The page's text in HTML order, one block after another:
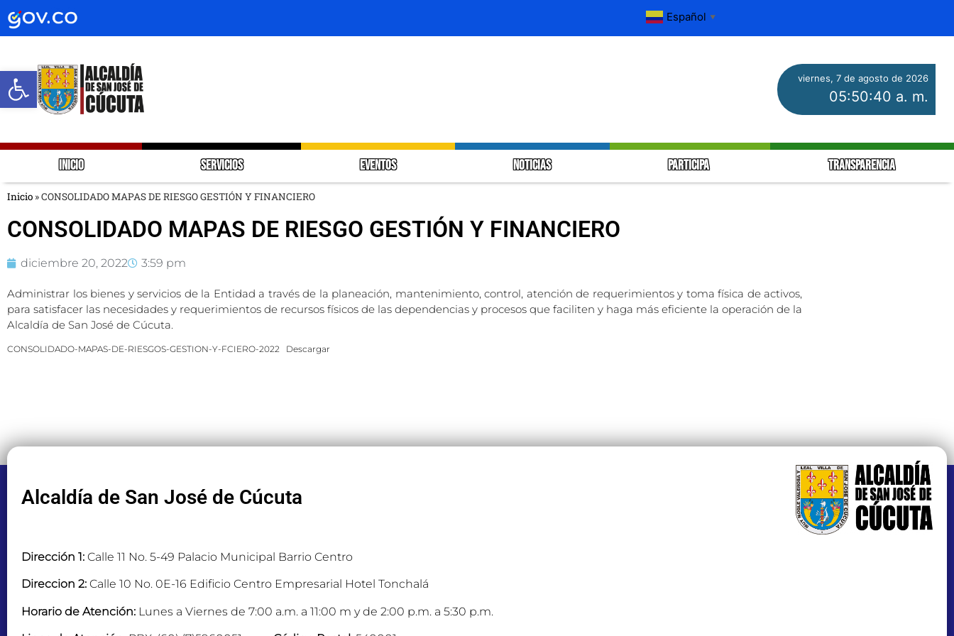
Abrir barra de herramientas
Español ▼
viernes, 7 de agosto de 2026
05:50:41 a. m.
INICIO SERVICIOS EVENTOS NOTICIAS PARTICIPA TRANSPARENCIA
Inicio »CONSOLIDADO MAPAS DE RIESGO GESTIÓN Y FINANCIERO
CONSOLIDADO MAPAS DE RIESGO GESTIÓN Y FINANCIERO
diciembre 20, 2022 3:59 pm
Administrar los bienes y servicios de la Entidad a través de la planeación, mantenimiento, control, atención de requerimientos y toma física de activos,
para satisfacer las necesidades y requerimientos de recursos físicos de las dependencias y procesos que faciliten y haga más eficiente la operación de la
Alcaldía de San José de Cúcuta.
CONSOLIDADO-MAPAS-DE-RIESGOS-GESTION-Y-FCIERO-2022 Descargar
Alcaldía de San José de Cúcuta
Dirección 1: Calle 11 No. 5-49 Palacio Municipal Barrio Centro
Direccion 2: Calle 10 No. 0E-16 Edificio Centro Empresarial Hotel Tonchalá
Horario de Atención: Lunes a Viernes de 7:00 a.m. a 11:00 m y de 2:00 p.m. a 5:30 p.m.